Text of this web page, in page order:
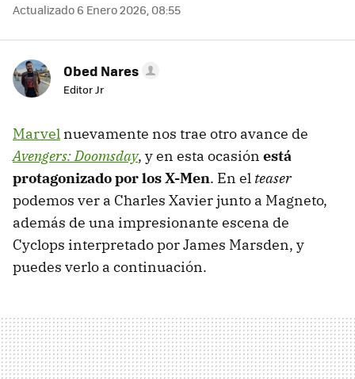
Actualizado 6 Enero 2026, 08:55
Obed Nares
Editor Jr
Marvel nuevamente nos trae otro avance de
Avengers: Doomsday, y en esta ocasión está
protagonizado por los X-Men. En el teaser
podemos ver a Charles Xavier junto a Magneto,
además de una impresionante escena de
Cyclops interpretado por James Marsden, y
puedes verlo a continuación.